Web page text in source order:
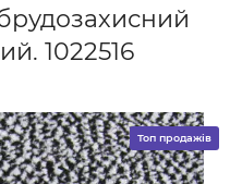
1022516
Топ продажів